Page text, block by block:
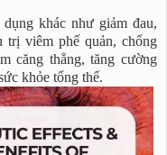
khác như giảm đau,
viêm phế quản, chống
căng thẳng, tăng cường
khỏe tổng thể.